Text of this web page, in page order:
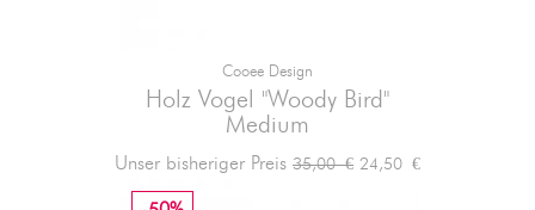
Cooee Design
Holz Vogel "Woody Bird"
Medium
Unser bisheriger Preis Verkaufspreis
35,00 € Preis
24,50 €